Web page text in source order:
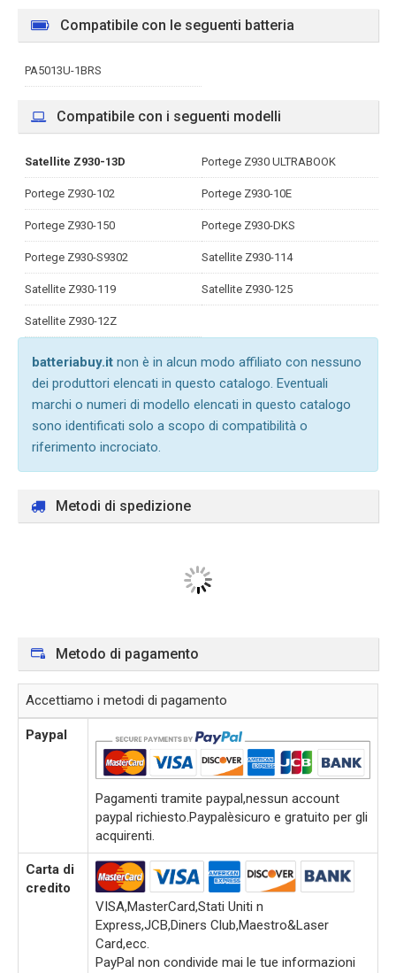
Compatibile con le seguenti batteria
PA5013U-1BRS
Compatibile con i seguenti modelli
Satellite Z930-13D Portege Z930 ULTRABOOK
Portege Z930-102 Portege Z930-10E
Portege Z930-150 Portege Z930-DKS
Portege Z930-S9302 Satellite Z930-114
Satellite Z930-119 Satellite Z930-125
Satellite Z930-12Z
batteriabuy.it non è in alcun modo affiliato con nessuno
dei produttori elencati in questo catalogo. Eventuali
marchi o numeri di modello elencati in questo catalogo
sono identificati solo a scopo di compatibilità o
riferimento incrociato.
Metodi di spedizione
Metodo di pagamento
Accettiamo i metodi di pagamento
Paypal
Pagamenti tramite paypal,nessun account
paypal richiesto.Paypalèsicuro e gratuito per gli
acquirenti.
Carta di
credito
VISA,MasterCard,Stati Uniti n
Express,JCB,Diners Club,Maestro&Laser
Card,ecc.
PayPal non condivide mai le tue informazioni